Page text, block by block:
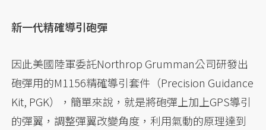
新一代精確導引砲彈
因此美國陸軍委託Northrop Grumman公司研發出
砲彈用的M1156精確導引套件（Precision Guidance
Kit, PGK），簡單來說，就是將砲彈上加上GPS導引
的彈翼，調整彈翼改變角度，利用氣動的原理達到